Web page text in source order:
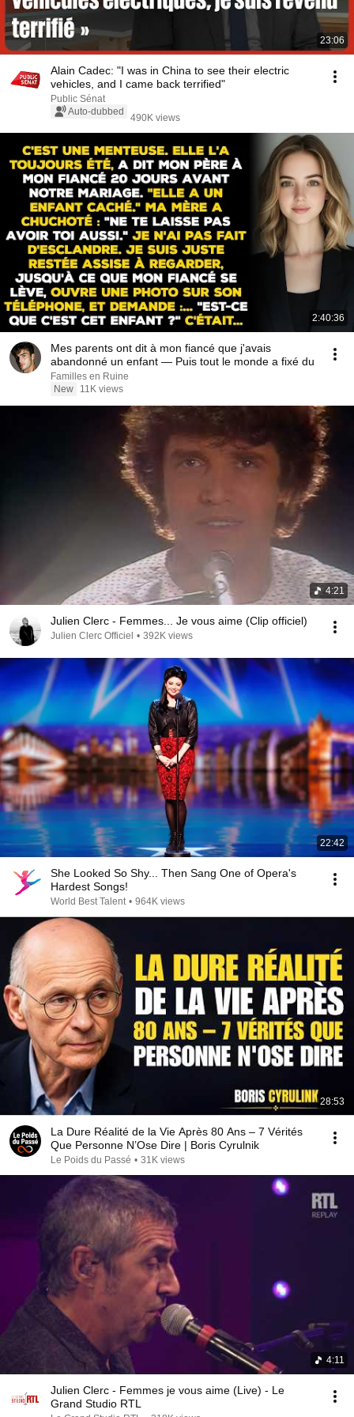
23:06
Alain Cadec: "I was in China to see their electric
vehicles, and I came back terrified"
Public Sénat
Auto-dubbed
490K views
2:40:36
Mes parents ont dit à mon fiancé que j'avais
abandonné un enfant — Puis tout le monde a fixé du
Familles en Ruine
New
11K views
4:21
Julien Clerc - Femmes... Je vous aime (Clip officiel)
Julien Clerc Officiel • 392K views
22:42
She Looked So Shy... Then Sang One of Opera's
Hardest Songs!
World Best Talent • 964K views
28:53
La Dure Réalité de la Vie Après 80 Ans – 7 Vérités
Que Personne N’Ose Dire | Boris Cyrulnik
Le Poids du Passé • 31K views
4:11
Julien Clerc - Femmes je vous aime (Live) - Le
Grand Studio RTL